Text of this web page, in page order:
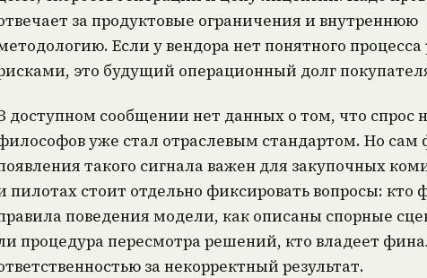
за продуктовые ограничения и внутреннюю
Если у вендора нет понятного процесса
это будущий операционный долг
доступном сообщении нет данных о том, что спрос
уже стал отраслевым стандартом. Но сам
такого сигнала важен для закупочных
пилотах стоит отдельно фиксировать вопросы: кто
поведения модели, как описаны спорные
процедура пересмотра решений, кто владеет
за некорректный результат.